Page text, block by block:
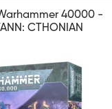
40000 -
CTHONIAN